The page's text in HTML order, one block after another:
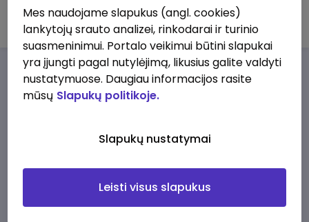
Utenos Melga, UAB
Darbo pasiūlymaiApie musPrivalumai
darbo pasiūlymų
Mes naudojame slapukus (angl. cookies)
lankytojų srauto analizei, rinkodarai ir turinio
suasmeninimui. Portalo veikimui būtini slapukai
yra įjungti pagal nutylėjimą, likusius galite valdyti
nustatymuose. Daugiau informacijos rasite
mūsų Slapukų politikoje.
Slapukų nustatymai
Leisti visus slapukus